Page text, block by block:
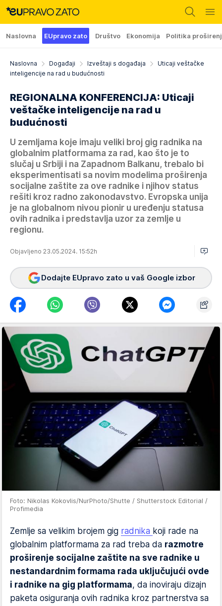
Naslovna EUpravo zato Društvo Ekonomija Politika
Naslovna Događaji Izveštaji s događaja
Uticaji veštačke
inteligencije na rad u budućnosti
REGIONALNA KONFERENCIJA: Uticaji
veštačke inteligencije na rad u
budućnosti
U zemljama koje imaju veliki broj gig radnika na
globalnim platformama za rad, kao što je to
slučaj u Srbiji i na Zapadnom Balkanu, trebalo bi
eksperimentisati sa novim modelima proširenja
socijalne zaštite za ove radnike i njihov status
rešiti kroz radno zakonodavstvo. Evropska unija
je na globalnom nivou pionir u uređenju statusa
ovih radnika i predstavlja uzor za zemlje u
regionu.
Objavljeno 23.05.2024. 15:52h
Dodajte EUpravo zato u vaš Google izbor
Foto: Nikolas Kokovlis/NurPhoto/Shutte / Shutterstock Editorial /
Profimedia
Zemlje sa velikim brojem gig radnika koji rade na
globalnim platformama za rad treba da razmotre
proširenje socijalne zaštite na sve radnike u
nestandardnim formama rada uključujući ovde
i radnike na gig platformama, da inoviraju dizajn
paketa osiguranja ovih radnika kroz partnerstva sa